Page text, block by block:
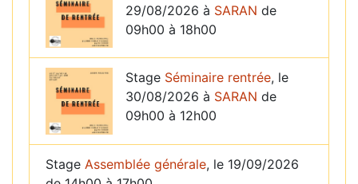
29/08/2026 à SARAN de
09h00 à 18h00
Stage Séminaire rentrée, le
30/08/2026 à SARAN de
09h00 à 12h00
Stage Assemblée générale, le 19/09/2026